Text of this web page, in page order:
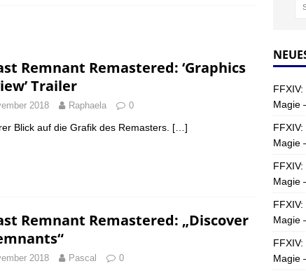
Remnant Remastered: ‘Graphics
Trailer
2018 Raphaela 0
Blick auf die Grafik des Remasters. […]
Remnant Remastered: „Discover
2018 Pascal 0
Magie
Magie
Magie
Magie
Magie